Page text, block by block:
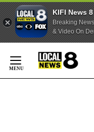
KIFI News
Breaking
& Video On
Content